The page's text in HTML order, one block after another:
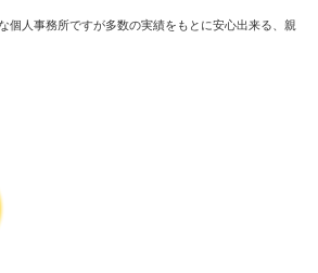
人事務所ですが多数の実績をもとに安心出来る、親